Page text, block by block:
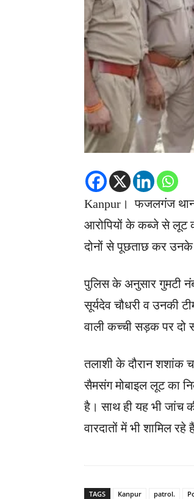
Kanpur। फजलगंज थाना
आरोपियों के कब्जे से लूट
दोनों से पूछताछ कर
पुलिस के अनुसार गुमटी
सूर्यदेव चौधरी व उनकी
वाली कच्ची सड़क पर दो
तलाशी के दौरान शशांक
सैमसंग मोबाइल लूट का
है। साथ ही यह भी जांच
वारदातों में भी शामिल रहे
TAGS Kanpur patrol.